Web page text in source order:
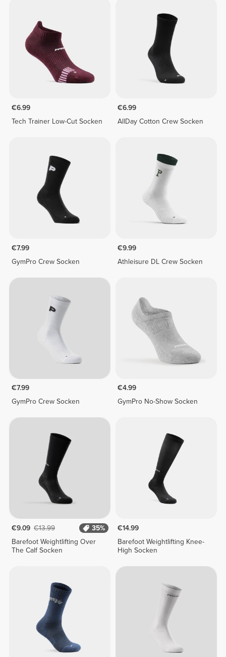
€6.99
Tech Trainer Low-Cut Socken
€6.99
AllDay Cotton Crew Socken
€7.99
GymPro Crew Socken
€9.99
Athleisure DL Crew Socken
€7.99
GymPro Crew Socken
€4.99
GymPro No-Show Socken
€9.09 €13.99
35%
Barefoot Weightlifting Over
The Calf Socken
€14.99
Barefoot Weightlifting Knee-
High Socken